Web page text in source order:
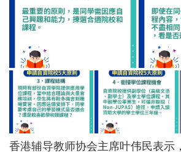
香港辅导教师协会主席叶伟民表示